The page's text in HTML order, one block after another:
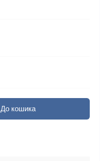
До кошика